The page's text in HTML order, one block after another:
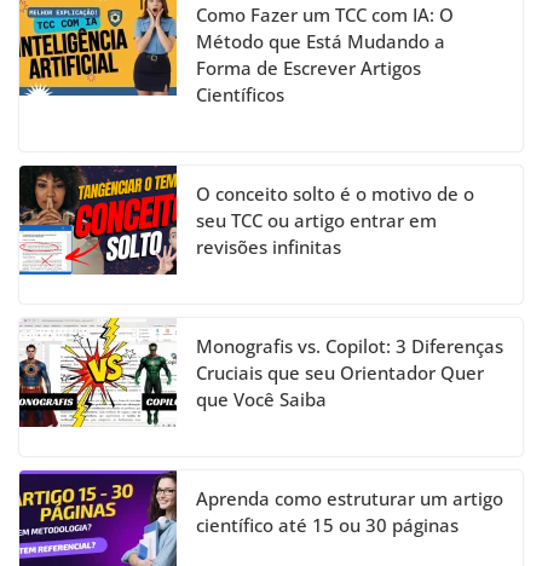
Como Fazer um TCC com IA: O
Método que Está Mudando a
Forma de Escrever Artigos
Científicos
O conceito solto é o motivo de o
seu TCC ou artigo entrar em
revisões infinitas
Monografis vs. Copilot: 3 Diferenças
Cruciais que seu Orientador Quer
que Você Saiba
Aprenda como estruturar um artigo
científico até 15 ou 30 páginas